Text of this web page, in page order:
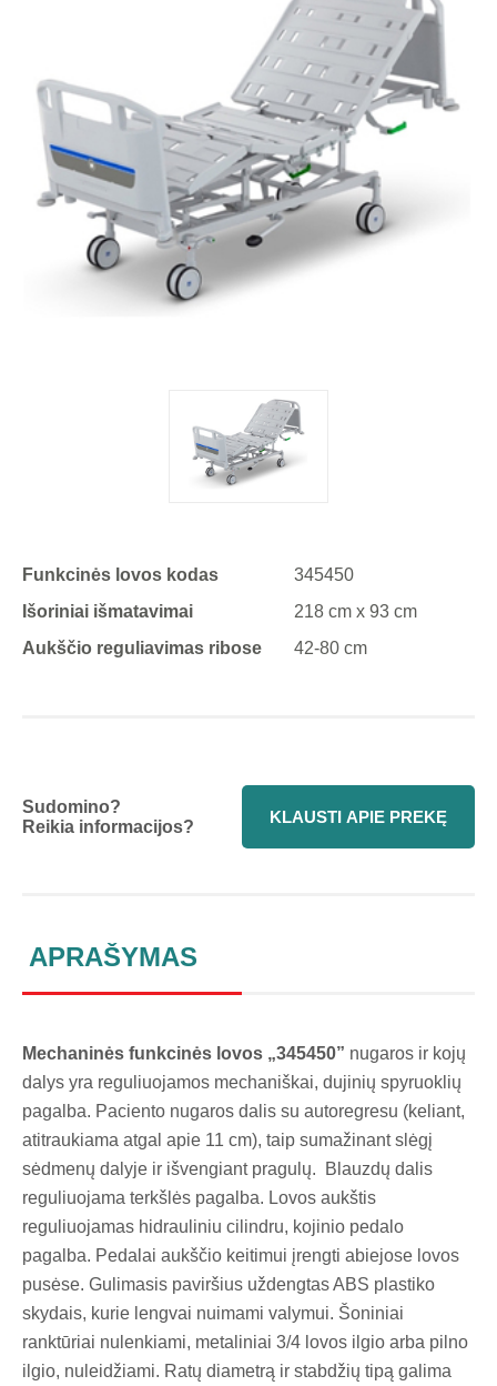
Funkcinės lovos kodas
345450
Išoriniai išmatavimai
218 cm x 93 cm
Aukščio reguliavimas ribose
42-80 cm
Sudomino?
Reikia informacijos?
KLAUSTI APIE PREKĘ
APRAŠYMAS
Mechaninės funkcinės lovos „345450” nugaros ir kojų
dalys yra reguliuojamos mechaniškai, dujinių spyruoklių
pagalba. Paciento nugaros dalis su autoregresu (keliant,
atitraukiama atgal apie 11 cm), taip sumažinant slėgį
sėdmenų dalyje ir išvengiant pragulų. Blauzdų dalis
reguliuojama terkšlės pagalba. Lovos aukštis
reguliuojamas hidrauliniu cilindru, kojinio pedalo
pagalba. Pedalai aukščio keitimui įrengti abiejose lovos
pusėse. Gulimasis paviršius uždengtas ABS plastiko
skydais, kurie lengvai nuimami valymui. Šoniniai
ranktūriai nulenkiami, metaliniai 3/4 lovos ilgio arba pilno
ilgio, nuleidžiami. Ratų diametrą ir stabdžių tipą galima